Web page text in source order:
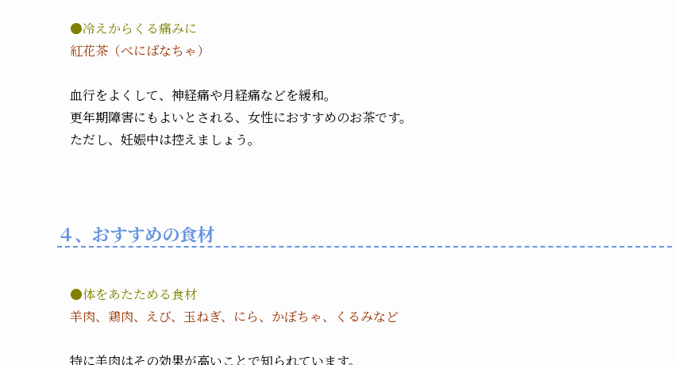
●冷えからくる痛みに
紅花茶（べにばなちゃ）
血行をよくして、神経痛や月経痛などを緩和。
更年期障害にもよいとされる、女性におすすめのお茶です。
ただし、妊娠中は控えましょう。
４、おすすめの食材
●体をあたためる食材
羊肉、鶏肉、えび、玉ねぎ、にら、かぼちゃ、くるみなど
特に羊肉はその効果が高いことで知られています。